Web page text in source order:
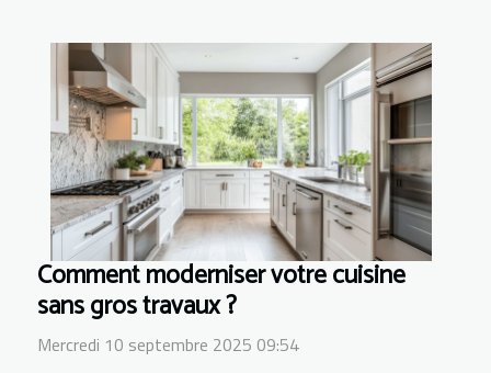
Comment moderniser votre cuisine
sans gros travaux ?
Mercredi 10 septembre 2025 09:54